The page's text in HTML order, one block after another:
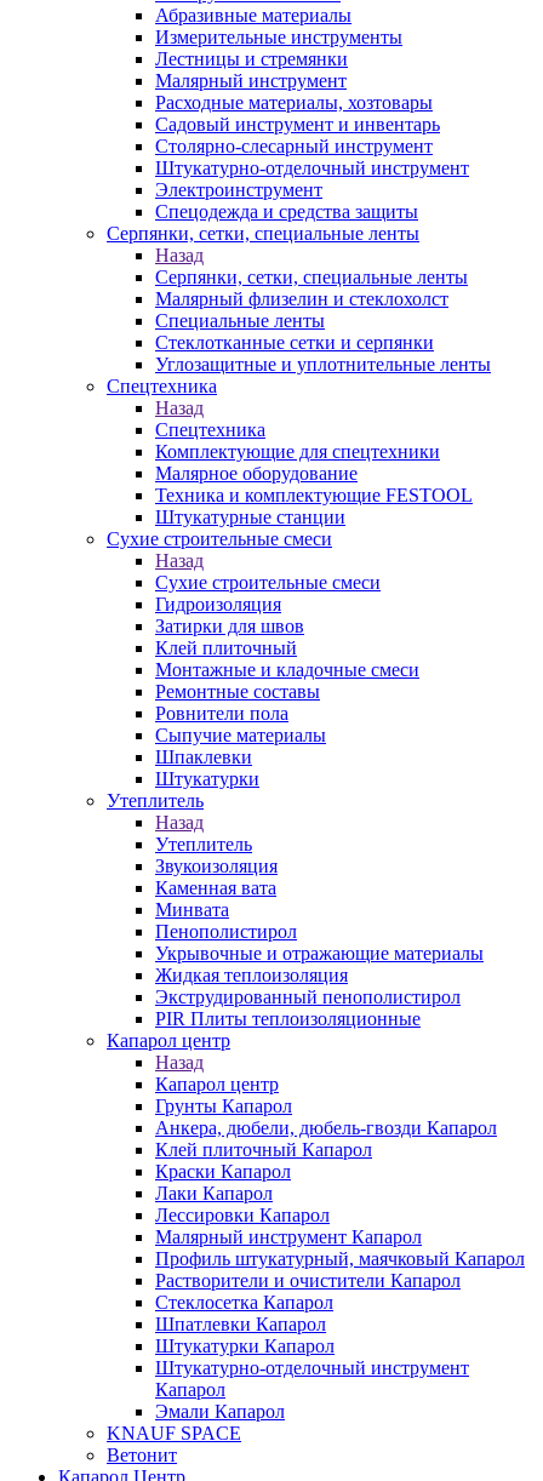
Абразивные материалы
Измерительные инструменты
Лестницы и стремянки
Малярный инструмент
Расходные материалы, хозтовары
Садовый инструмент и инвентарь
Столярно-слесарный инструмент
Штукатурно-отделочный инструмент
Электроинструмент
Спецодежда и средства защиты
Серпянки, сетки, специальные ленты
Назад
Серпянки, сетки, специальные ленты
Малярный флизелин и стеклохолст
Специальные ленты
Стеклотканные сетки и серпянки
Углозащитные и уплотнительные ленты
Спецтехника
Назад
Спецтехника
Комплектующие для спецтехники
Малярное оборудование
Техника и комплектующие FESTOOL
Штукатурные станции
Сухие строительные смеси
Назад
Сухие строительные смеси
Гидроизоляция
Затирки для швов
Клей плиточный
Монтажные и кладочные смеси
Ремонтные составы
Ровнители пола
Сыпучие материалы
Шпаклевки
Штукатурки
Утеплитель
Назад
Утеплитель
Звукоизоляция
Каменная вата
Минвата
Пенополистирол
Укрывочные и отражающие материалы
Жидкая теплоизоляция
Экструдированный пенополистирол
PIR Плиты теплоизоляционные
Капарол центр
Назад
Капарол центр
Грунты Капарол
Анкера, дюбели, дюбель-гвозди Капарол
Клей плиточный Капарол
Краски Капарол
Лаки Капарол
Лессировки Капарол
Малярный инструмент Капарол
Профиль штукатурный, маячковый Капарол
Растворители и очистители Капарол
Cтеклосетка Капарол
Шпатлевки Капарол
Штукатурки Капарол
Штукатурно-отделочный инструмент
Капарол
Эмали Капарол
KNAUF SPACE
Ветонит
Капарол Центр